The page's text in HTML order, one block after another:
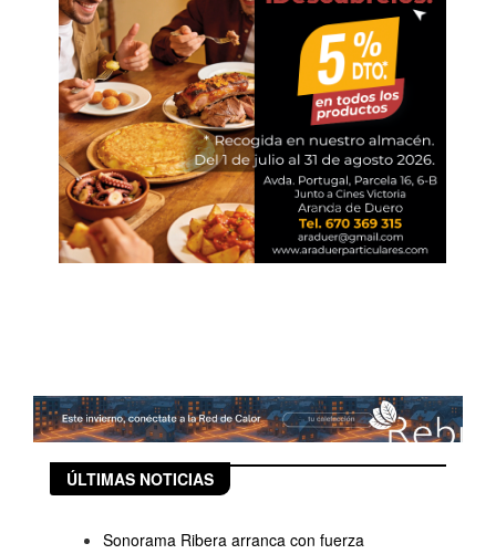
ÚLTIMAS NOTICIAS
Sonorama Ribera arranca con fuerza